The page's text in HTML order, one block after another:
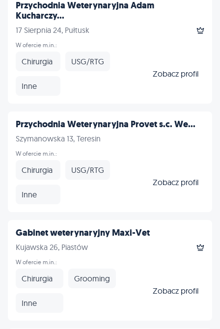
Przychodnia Weterynaryjna Adam
Kucharczy...
17 Sierpnia 24, Pułtusk
W ofercie m.in.:
Chirurgia USG/RTG
Inne
Zobacz profil
Przychodnia Weterynaryjna Provet s.c. We...
Szymanowska 13, Teresin
W ofercie m.in.:
Chirurgia USG/RTG
Inne
Zobacz profil
Gabinet weterynaryjny Maxi-Vet
Kujawska 26, Piastów
W ofercie m.in.:
Chirurgia Grooming
Inne
Zobacz profil